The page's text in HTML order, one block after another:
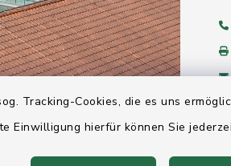
Tracking-Cookies, die es uns
Einwilligung hierfür können Sie